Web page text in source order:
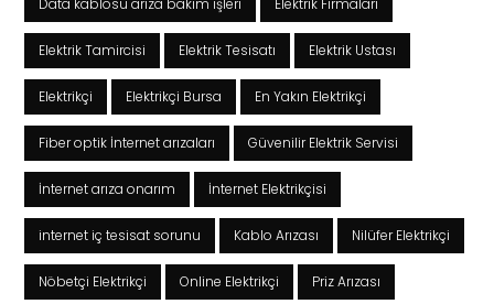
Data kablosu arıza bakım işleri Elektrik Firmaları
Elektrik Tamircisi Elektrik Tesisatı Elektrik Ustası
Elektrikçi Elektrikçi Bursa En Yakın Elektrikçi
Fiber optik İnternet arızaları Güvenilir Elektrik Servisi
İnternet arıza onarım İnternet Elektrikçisi
internet iç tesisat sorunu Kablo Arızası Nilüfer Elektrikçi
Nöbetçi Elektrikçi Online Elektrikçi Priz Arızası